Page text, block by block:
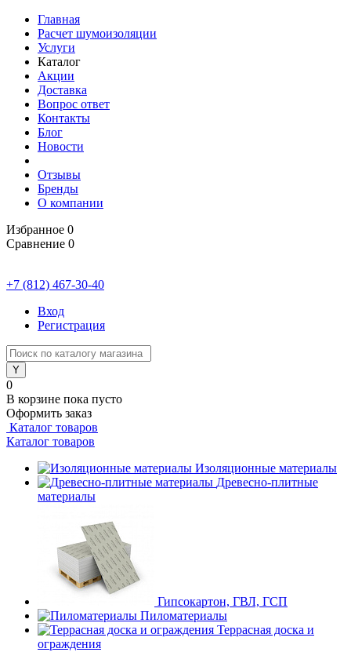
Главная
Расчет шумоизоляции
Услуги
Каталог
Акции
Доставка
Вопрос ответ
Контакты
Блог
Новости
Отзывы
Бренды
О компании
Избранное 0
Сравнение 0
+7 (812) 467-30-40
Вход
Регистрация
0
В корзине пока пусто
Оформить заказ
Каталог товаров
Каталог товаров
Изоляционные материалы
Древесно-плитные
материалы
Гипсокартон, ГВЛ, ГСП
Пиломатериалы
Террасная доска и
ограждения